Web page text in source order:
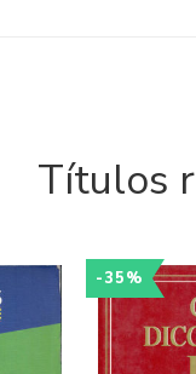
Títulos
-35%